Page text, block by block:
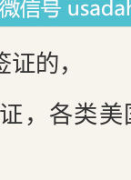
的，
，各类